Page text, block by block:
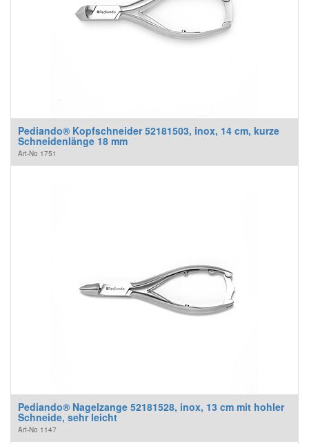
Pediando® Kopfschneider 52181503, inox, 14 cm, kurze
Schneidenlänge 18 mm
Art-No 1751
Pediando® Nagelzange 52181528, inox, 13 cm mit hohler
Schneide, sehr leicht
Art-No 1147